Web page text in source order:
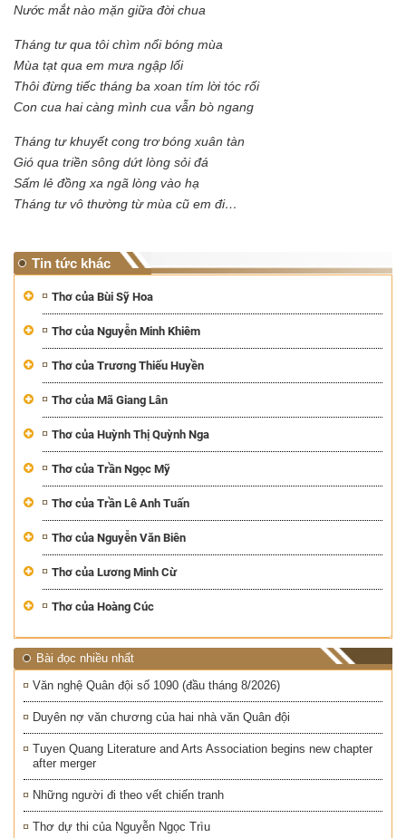
Nước mắt nào mặn giữa đời chua
Tháng tư qua tôi chìm nổi bóng mùa
Mùa tạt qua em mưa ngập lối
Thôi đừng tiếc tháng ba xoan tím lời tóc rối
Con cua hai càng mình cua vẫn bò ngang
Tháng tư khuyết cong trơ bóng xuân tàn
Gió qua triền sông dứt lòng sỏi đá
Sấm lẻ đồng xa ngã lòng vào hạ
Tháng tư vô thường từ mùa cũ em đi…
Tin tức khác
Thơ của Bùi Sỹ Hoa
Thơ của Nguyễn Minh Khiêm
Thơ của Trương Thiếu Huyền
Thơ của Mã Giang Lân
Thơ của Huỳnh Thị Quỳnh Nga
Thơ của Trần Ngọc Mỹ
Thơ của Trần Lê Anh Tuấn
Thơ của Nguyễn Văn Biên
Thơ của Lương Minh Cừ
Thơ của Hoàng Cúc
Bài đọc nhiều nhất
Văn nghệ Quân đội số 1090 (đầu tháng 8/2026)
Duyên nợ văn chương của hai nhà văn Quân đội
Tuyen Quang Literature and Arts Association begins new chapter
after merger
Những người đi theo vết chiến tranh
Thơ dự thi của Nguyễn Ngọc Trìu